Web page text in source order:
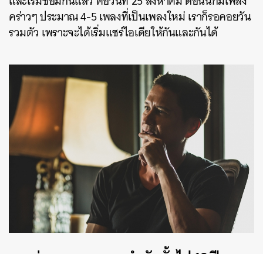
คร่าวๆ ประมาณ 4-5 เพลงที่เป็นเพลงใหม่ เราก็รอคอยวัน
รวมตัว เพราะจะได้เริ่มแชร์ไอเดียให้กันและกันได้